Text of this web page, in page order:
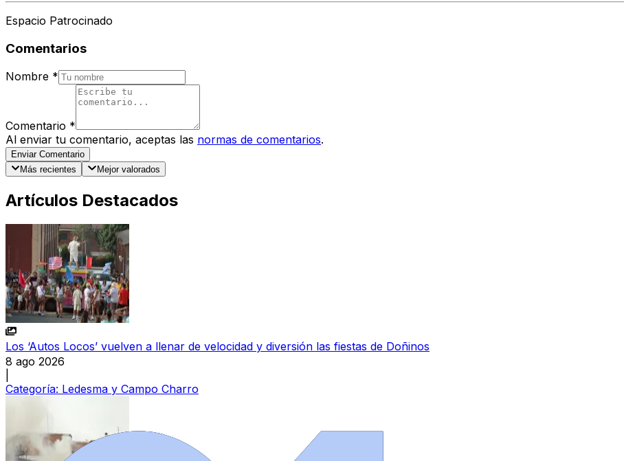
Espacio Patrocinado
Comentarios
Nombre *
Comentario *
Al enviar tu comentario, aceptas las normas de comentarios.
Enviar Comentario
Más recientes
Mejor valorados
Artículos Destacados
Los ‘Autos Locos’ vuelven a llenar de velocidad y diversión las fiestas de Doñinos
8 ago 2026
Categoría: Ledesma y Campo Charro